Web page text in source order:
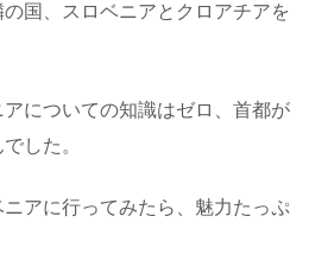
国、スロベニアとクロアチアを
についての知識はゼロ、首都が
した。
アに行ってみたら、魅力たっぷ